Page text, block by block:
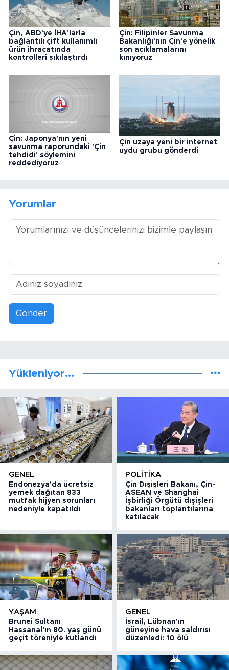
Çin, ABD'ye İHA'larla
bağlantılı çift kullanımlı
ürün ihracatında
kontrolleri sıkılaştırdı
Çin: Filipinler Savunma
Bakanlığı'nın Çin'e yönelik
son açıklamalarını
kınıyoruz
Çin: Japonya'nın yeni
savunma raporundaki 'Çin
tehdidi' söylemini
reddediyoruz
Çin uzaya yeni bir internet
uydu grubu gönderdi
Yorumlar
Gönder
Yükleniyor...
GENEL
Endonezya'da ücretsiz
yemek dağıtan 833
mutfak hijyen sorunları
nedeniyle kapatıldı
POLITIKA
Çin Dışişleri Bakanı, Çin-
ASEAN ve Shanghai
İşbirliği Örgütü dışişleri
bakanları toplantılarına
katılacak
YAŞAM
Brunei Sultanı
Hassanal'ın 80. yaş günü
geçit töreniyle kutlandı
GENEL
İsrail, Lübnan'ın
güneyine hava saldırısı
düzenledi: 10 ölü